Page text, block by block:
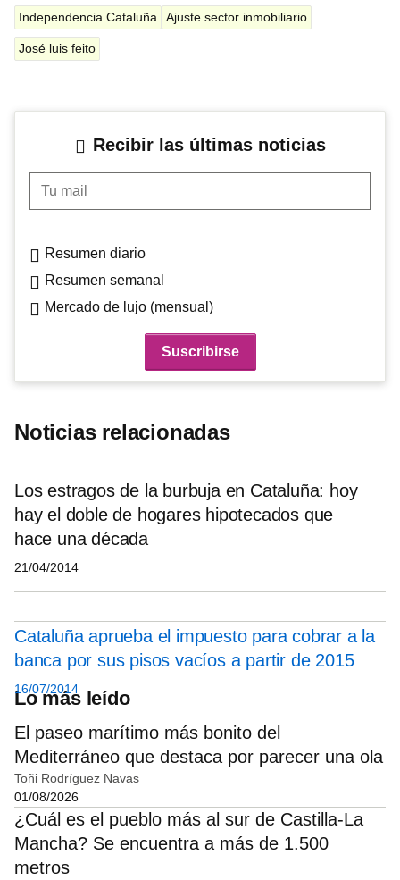
Independencia Cataluña Ajuste sector inmobiliario
José luis feito
Recibir las últimas noticias
Tu mail
Resumen diario
Resumen semanal
Mercado de lujo (mensual)
Noticias relacionadas
Los estragos de la burbuja en Cataluña: hoy
hay el doble de hogares hipotecados que
hace una década
21/04/2014
Cataluña aprueba el impuesto para cobrar a la
banca por sus pisos vacíos a partir de 2015
16/07/2014
Lo más leído
El paseo marítimo más bonito del
Mediterráneo que destaca por parecer una ola
Toñi Rodríguez Navas
01/08/2026
¿Cuál es el pueblo más al sur de Castilla-La
Mancha? Se encuentra a más de 1.500
metros